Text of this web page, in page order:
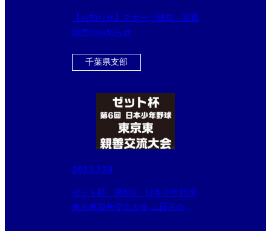
【お知らせ】スポーツ報知 写真
販売のお知らせ
千葉県支部
2023.7.24
ゼット杯 第6回 日本少年野球
東京東親善交流大会 二日目の結